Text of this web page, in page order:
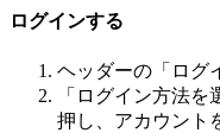
ログインする
ヘッダーの「ログ
「ログイン方法
押し、アカウント